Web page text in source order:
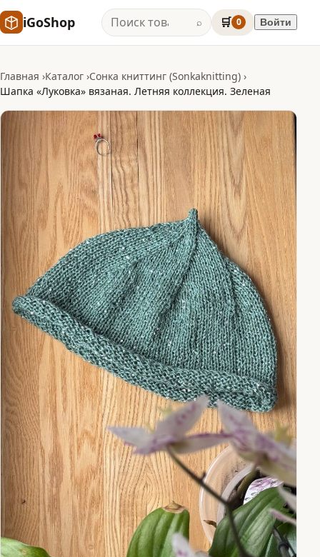
iGoShop ⌕ 🛒 0 Войти
Главная Каталог Сонка книттинг (Sonkaknitting)
Шапка «Луковка» вязаная. Летняя коллекция. Зеленая